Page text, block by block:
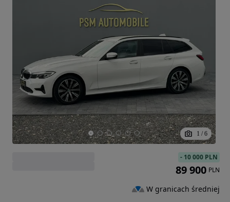
1 / 6
- 10 000 PLN
89 900 PLN
W granicach średniej